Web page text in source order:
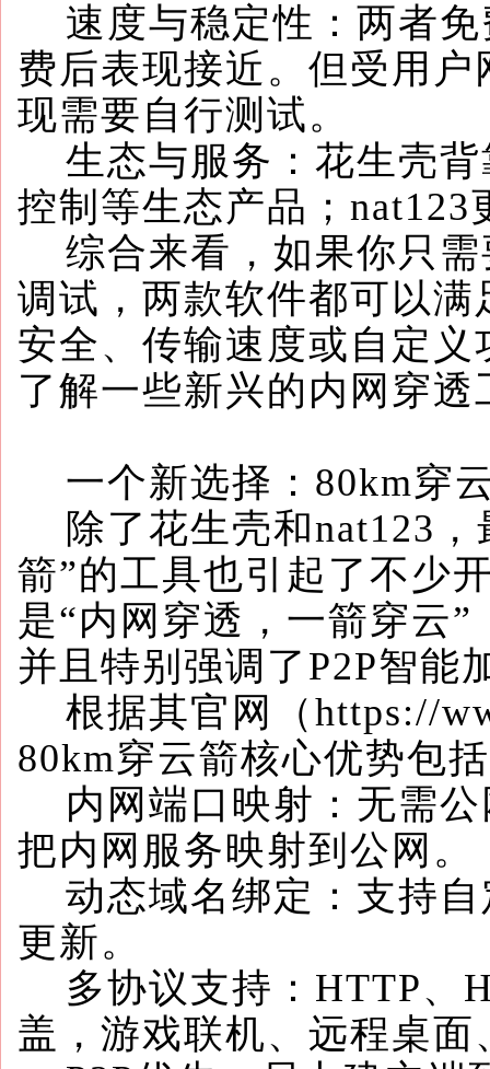
速度与稳定性：两者免
费后表现接近。但受用
现需要自行测试。
生态与服务：花生壳背
控制等生态产品；
综合来看，如果你只需
调试，两款软件都可以
安全、传输速度或自定
了解一些新兴的内网穿透
一个新选择：80km穿
除了花生壳和nat123，
箭”的工具也引起了不少
是“内网穿透，一箭穿云
并且特别强调了P2P智能
根据其官网（https://
80km穿云箭核心优势包
内网端口映射：无需公
把内网服务映射到公网。
动态域名绑定：支持自
更新。
多协议支持：HTTP、
盖，游戏联机、远程桌